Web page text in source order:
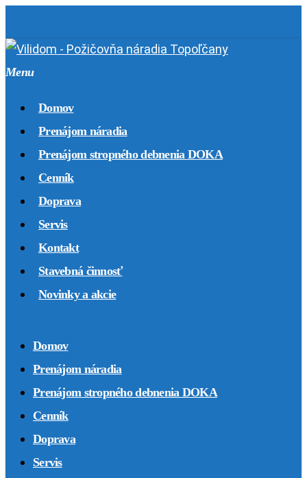
to
main
Menu
Domov
Prenájom náradia
Prenájom stropného debnenia DOKA
Cenník
Doprava
Servis
Kontakt
Stavebná činnosť
Novinky a akcie
Domov
Prenájom náradia
Prenájom stropného debnenia DOKA
Cenník
Doprava
Servis